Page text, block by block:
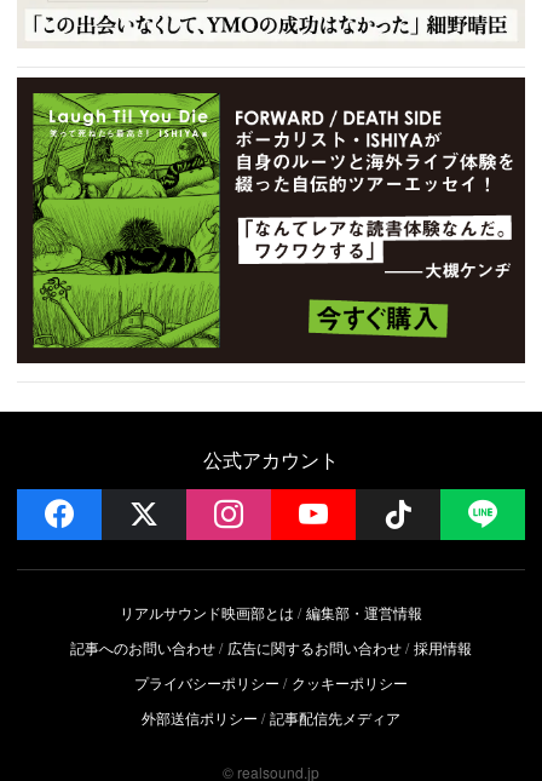
公式アカウント
facebook instagramYouTube Follow
リアルサウンド映画部とは
編集部・運営情報
記事へのお問い合わせ
広告に関するお問い合わせ 採用情報
プライバシーポリシー
クッキーポリシー
外部送信ポリシー
記事配信先メディア
© realsound.jp